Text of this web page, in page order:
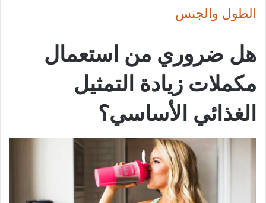
الطول والجنس
هل ضروري من استعمال
مكملات زيادة التمثيل
الغذائي الأساسي؟